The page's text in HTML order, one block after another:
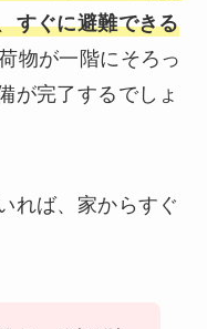
すぐに避難できる
物が一階にそろっ
が完了するでしょ
れば、家からすぐ